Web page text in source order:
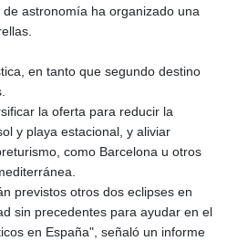
astronomía ha organizado una
en tanto que segundo destino
la oferta para reducir la
y playa estacional, y aliviar
como Barcelona u otros
previstos otros dos eclipses en
sin precedentes para ayudar en el
en España", señaló un informe